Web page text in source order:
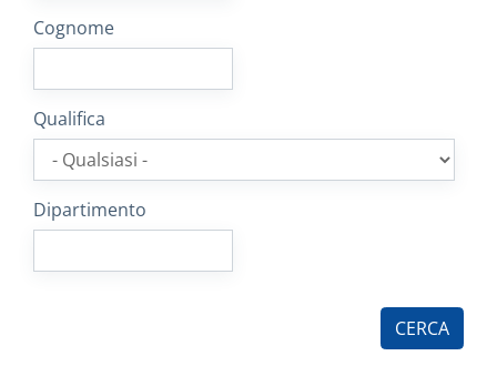
Cognome
Qualifica
Dipartimento